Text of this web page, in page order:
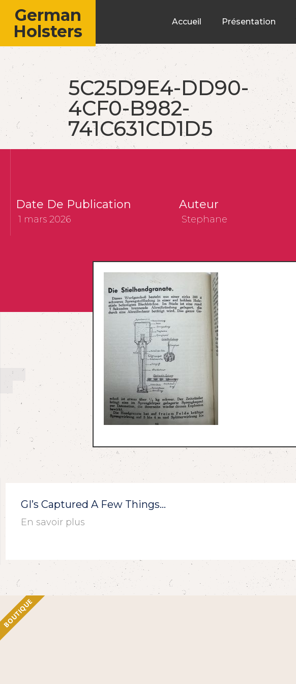
German
Holsters
Accueil Présentation
5C25D9E4-DD90-
4CF0-B982-
741C631CD1D5
Date De Publication
1 mars 2026
Auteur
Stephane
GI’s Captured A Few Things…
En savoir plus
BOUTIQUE